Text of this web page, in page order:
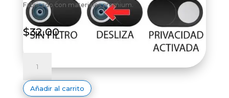
Fabricado con materiales premium.
$32.00
PRIVACIDAD
cantidad
Añadir al carrito